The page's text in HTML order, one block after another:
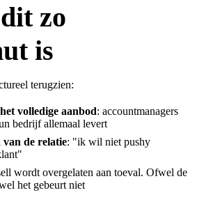
zo
is
terugzien:
volledige aanbod: accountmanagers
bedrijf allemaal levert
van de relatie: "ik wil niet pushy
wordt overgelaten aan toeval. Ofwel de
het gebeurt niet